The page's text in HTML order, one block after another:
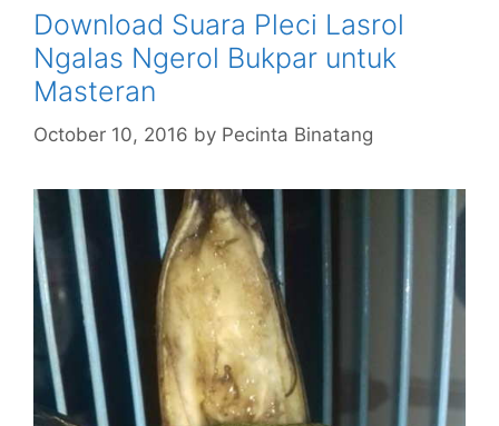
Download Suara Pleci Lasrol
Ngalas Ngerol Bukpar untuk
Masteran
October 10, 2016 by Pecinta Binatang